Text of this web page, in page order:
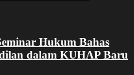
Hukum Bahas
dalam KUHAP Baru